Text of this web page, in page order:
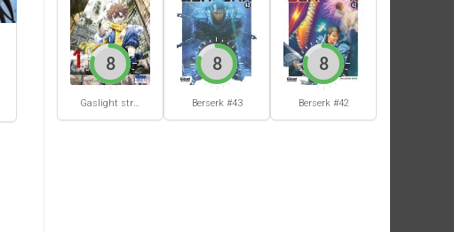
Gaslight stray dog detectives #1
8
Berserk #43
8
Berserk #42
8